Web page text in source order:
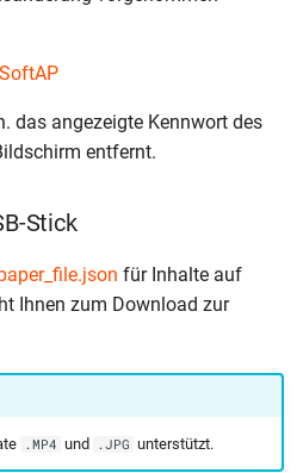
SoftAP
das angezeigte Kennwort des
entfernt.
Stick
für Inhalte auf
Ihnen zum Download zur
.MP4 und .JPG unterstützt.